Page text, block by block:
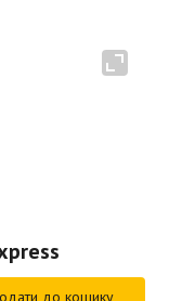
до кошику